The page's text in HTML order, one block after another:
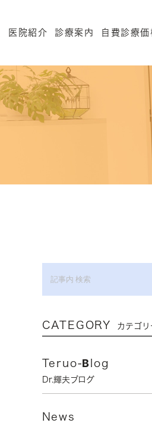
医院紹介 診療案内 自費診療価
CATEGORY カテゴリ
Teruo-Blog
Dr.輝夫ブログ
News